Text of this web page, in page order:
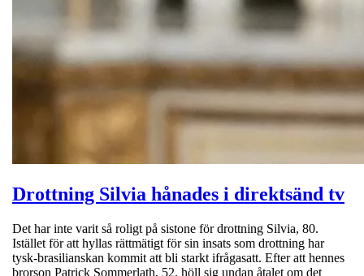
Drottning Silvia hånades i direktsänd tv
Det har inte varit så roligt på sistone för drottning Silvia, 80.
Istället för att hyllas rättmätigt för sin insats som drottning har
tysk-brasilianskan kommit att bli starkt ifrågasatt. Efter att hennes
brorson Patrick Sommerlath, 52, höll sig undan åtalet om det